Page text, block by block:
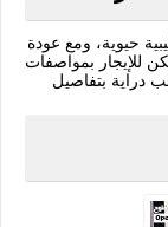
حيوية، ومع عودة
للإيجار بمواصفات
دراية بتفاصيل